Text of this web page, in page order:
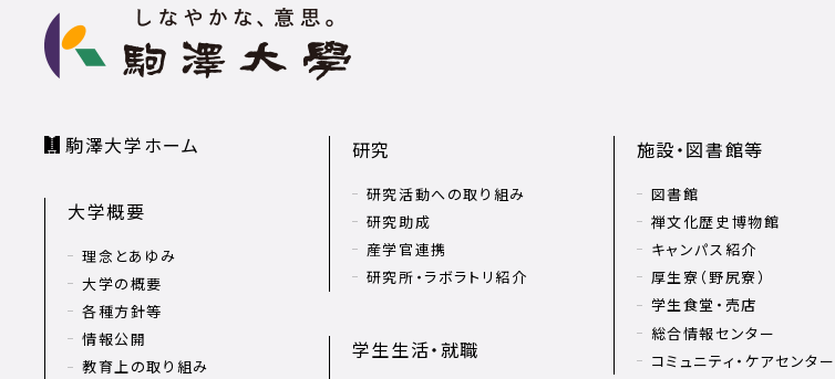
駒澤大学ホーム
大学概要
理念とあゆみ
大学の概要
各種方針等
情報公開
教育上の取り組み
研究
研究活動への取り組み
研究助成
産学官連携
研究所・ラボラトリ紹介
学生生活・就職
施設・図書館等
図書館
禅文化歴史博物館
キャンパス紹介
厚生寮（野尻寮）
学生食堂・売店
総合情報センター
コミュニティ・ケアセンター